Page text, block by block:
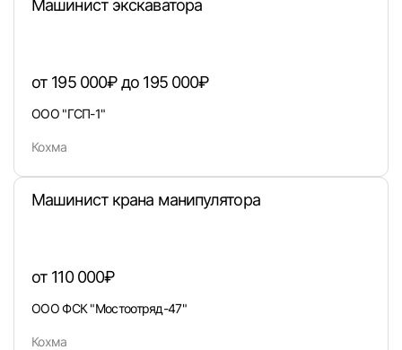
Вход в личный кабинет
вакансии с контактами и оставлять отклики
Машинист экскаватора
от 195 000₽ до 195 000₽
ООО "ГСП-1"
Кохма
Машинист крана манипулятора
от 110 000₽
ООО ФСК "Мостоотряд-47"
Кохма